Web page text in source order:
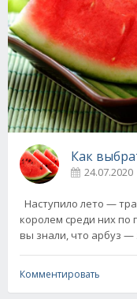
Как
24.07.2020
Наступило лето —
королем среди них по
вы знали, что арбуз —
Комментировать